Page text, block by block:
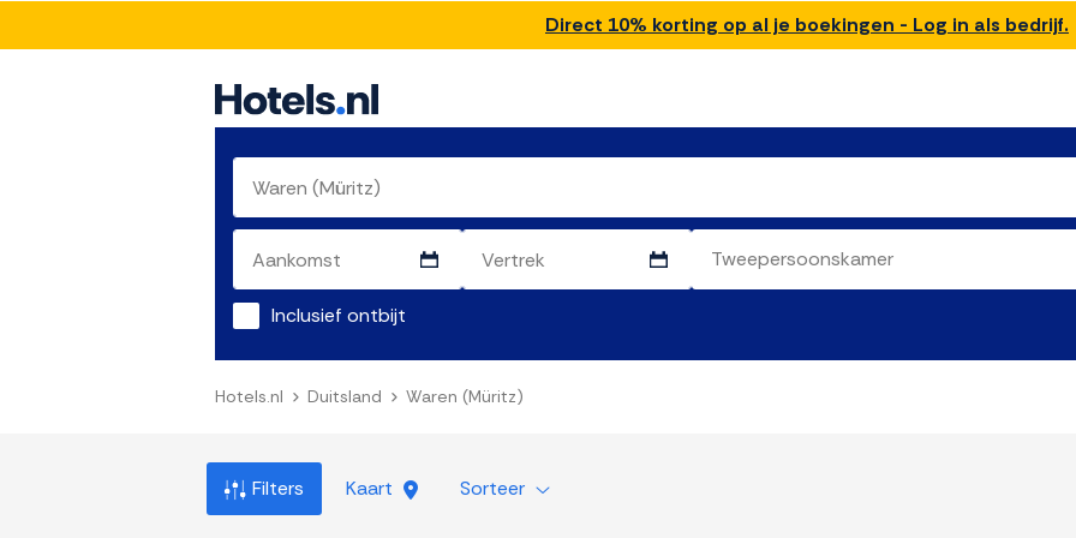
Direct 10% korting op al je boekingen - Log in als bedrijf.
Inclusief ontbijt
Hotels.nl Duitsland Waren (Müritz)
Filters Kaart Sorteer